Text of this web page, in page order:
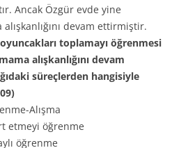
Ancak Özgür evde yine
devam ettirmiştir.
toplamayı öğrenmesi
alışkanlığını devam
süreçlerden hangisiyle
Alışma
etmeyi öğrenme
öğrenme